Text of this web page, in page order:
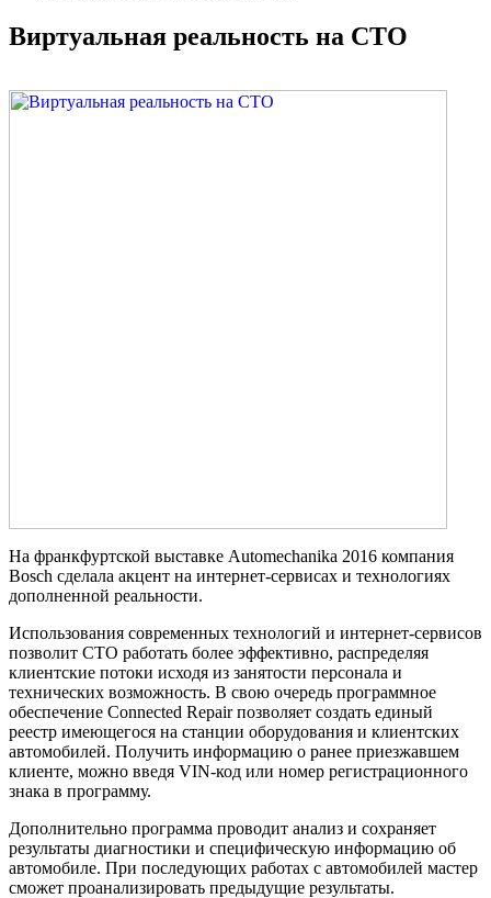
Виртуальная реальность на СТО
На франкфуртской выставке Automechanika 2016 компания
Bosch сделала акцент на интернет-сервисах и технологиях
дополненной реальности.
Использования современных технологий и интернет-сервисов
позволит СТО работать более эффективно, распределяя
клиентские потоки исходя из занятости персонала и
технических возможность. В свою очередь программное
обеспечение Connected Repair позволяет создать единый
реестр имеющегося на станции оборудования и клиентских
автомобилей. Получить информацию о ранее приезжавшем
клиенте, можно введя VIN-код или номер регистрационного
знака в программу.
Дополнительно программа проводит анализ и сохраняет
результаты диагностики и специфическую информацию об
автомобиле. При последующих работах с автомобилей мастер
сможет проанализировать предыдущие результаты.